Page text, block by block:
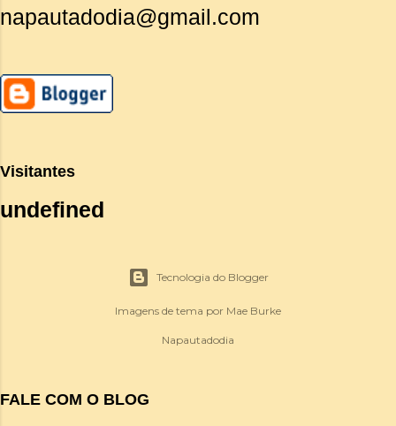
napautadodia@gmail.com
Visitantes
undefined
Tecnologia do Blogger
Imagens de tema por Mae Burke
Napautadodia
FALE COM O BLOG